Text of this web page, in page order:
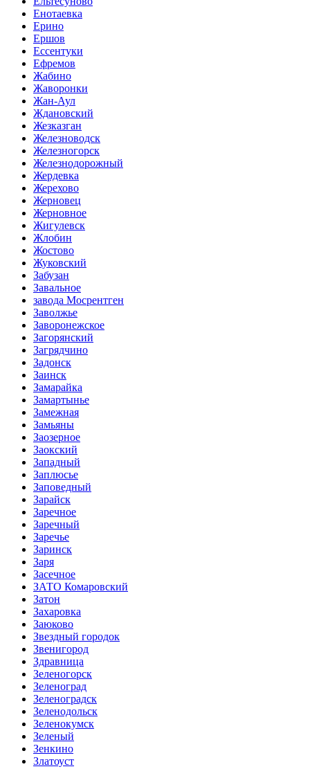
Енотаевка
Ерино
Ершов
Ессентуки
Ефремов
Жабино
Жаворонки
Жан-Аул
Ждановский
Жезказган
Железноводск
Железногорск
Железнодорожный
Жердевка
Жерехово
Жерновец
Жерновное
Жигулевск
Жлобин
Жостово
Жуковский
Забузан
Завальное
завода Мосрентген
Заволжье
Заворонежское
Загорянский
Загрядчино
Задонск
Заинск
Замарайка
Замартынье
Замежная
Замьяны
Заозерное
Заокский
Западный
Заплюсье
Заповедный
Зарайск
Заречное
Заречный
Заречье
Заринск
Заря
Засечное
ЗАТО Комаровский
Затон
Захаровка
Заюково
Звездный городок
Звенигород
Здравница
Зеленогорск
Зеленоград
Зеленоградск
Зеленодольск
Зеленокумск
Зеленый
Зенкино
Златоуст